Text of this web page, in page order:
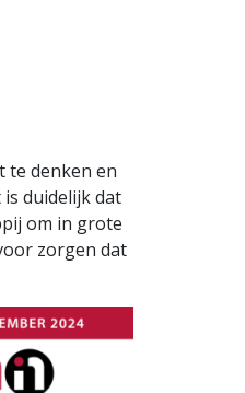
te denken en
duidelijk dat
om in grote
zorgen dat